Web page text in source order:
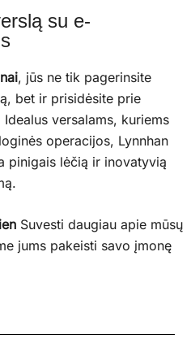
su e-
, jūs ne tik pagerinsite
bet ir prisidėsite prie
versalams, kuriems
operacijos, Lynnhan
pinigais lėčią ir inovatyvią
Suvesti daugiau apie mūsų
jums pakeisti savo įmonę